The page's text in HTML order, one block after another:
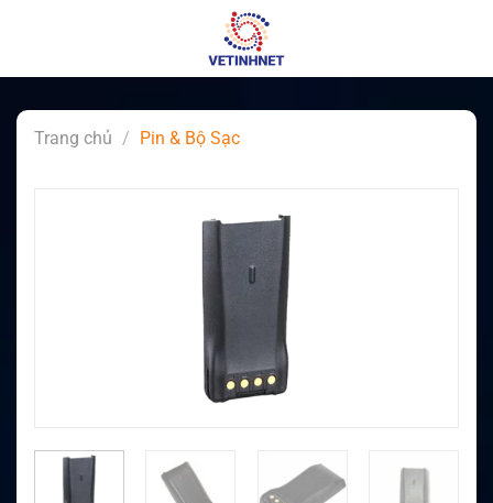
Trang chủ / Pin & Bộ Sạc